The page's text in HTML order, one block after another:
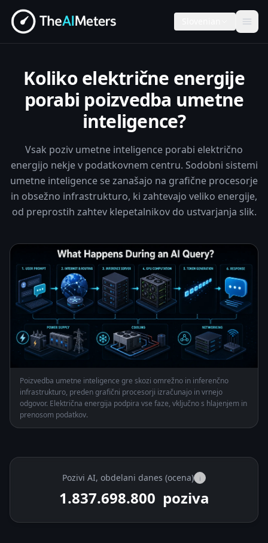
Koliko električne energije
porabi poizvedba umetne
inteligence?
Vsak poziv umetne inteligence porabi električno
energijo nekje v podatkovnem centru. Sodobni sistemi
umetne inteligence se zanašajo na grafične procesorje
in obsežno infrastrukturo, ki zahtevajo veliko energije,
od preprostih zahtev klepetalnikov do ustvarjanja slik.
Poizvedba umetne inteligence gre skozi omrežno in inferenčno
infrastrukturo, preden grafični procesorji izračunajo in vrnejo
odgovor. Električna energija podpira vse faze, vključno s hlajenjem in
prenosom podatkov.
Pozivi AI, obdelani danes (ocena) i
1.837.719.550 poziva